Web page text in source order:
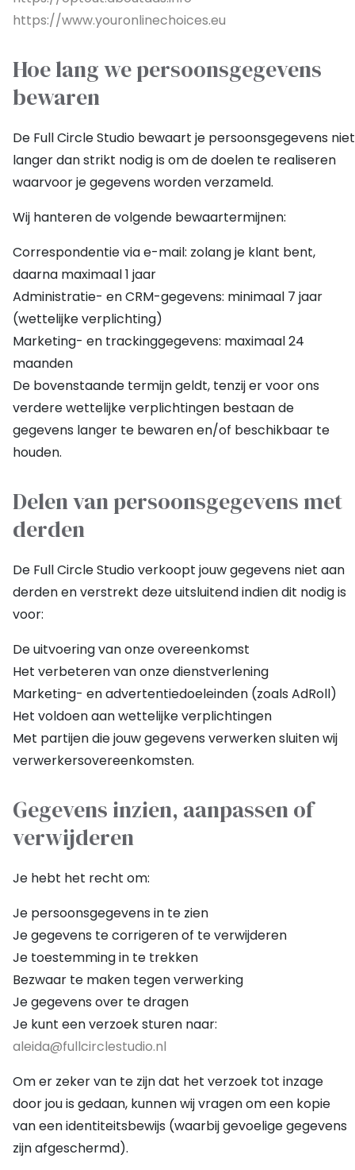
https://www.youronlinechoices.eu
Hoe lang we persoonsgegevens
bewaren
De Full Circle Studio bewaart je persoonsgegevens niet
langer dan strikt nodig is om de doelen te realiseren
waarvoor je gegevens worden verzameld.
Wij hanteren de volgende bewaartermijnen:
Correspondentie via e-mail: zolang je klant bent,
daarna maximaal 1 jaar
Administratie- en CRM-gegevens: minimaal 7 jaar
(wettelijke verplichting)
Marketing- en trackinggegevens: maximaal 24
maanden
De bovenstaande termijn geldt, tenzij er voor ons
verdere wettelijke verplichtingen bestaan de
gegevens langer te bewaren en/of beschikbaar te
houden.
Delen van persoonsgegevens met
derden
De Full Circle Studio verkoopt jouw gegevens niet aan
derden en verstrekt deze uitsluitend indien dit nodig is
voor:
De uitvoering van onze overeenkomst
Het verbeteren van onze dienstverlening
Marketing- en advertentiedoeleinden (zoals AdRoll)
Het voldoen aan wettelijke verplichtingen
Met partijen die jouw gegevens verwerken sluiten wij
verwerkersovereenkomsten.
Gegevens inzien, aanpassen of
verwijderen
Je hebt het recht om:
Je persoonsgegevens in te zien
Je gegevens te corrigeren of te verwijderen
Je toestemming in te trekken
Bezwaar te maken tegen verwerking
Je gegevens over te dragen
Je kunt een verzoek sturen naar:
aleida@fullcirclestudio.nl
Om er zeker van te zijn dat het verzoek tot inzage
door jou is gedaan, kunnen wij vragen om een kopie
van een identiteitsbewijs (waarbij gevoelige gegevens
zijn afgeschermd).